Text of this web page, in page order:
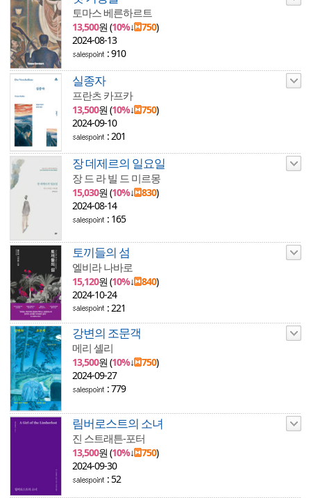
토마스 베른하르트
13,500원 (10%↓ 750)
2024-08-13
: 910
실종자
프란츠 카프카
13,500원 (10%↓ 750)
2024-09-10
: 201
장 데제르의 일요일
장 드 라 빌 드 미르몽
15,030원 (10%↓ 830)
2024-08-14
: 165
토끼들의 섬
엘비라 나바로
15,120원 (10%↓ 840)
2024-10-24
: 221
강변의 조문객
메리 셸리
13,500원 (10%↓ 750)
2024-09-27
: 779
림버로스트의 소녀
진 스트래튼-포터
13,500원 (10%↓ 750)
2024-09-30
: 52